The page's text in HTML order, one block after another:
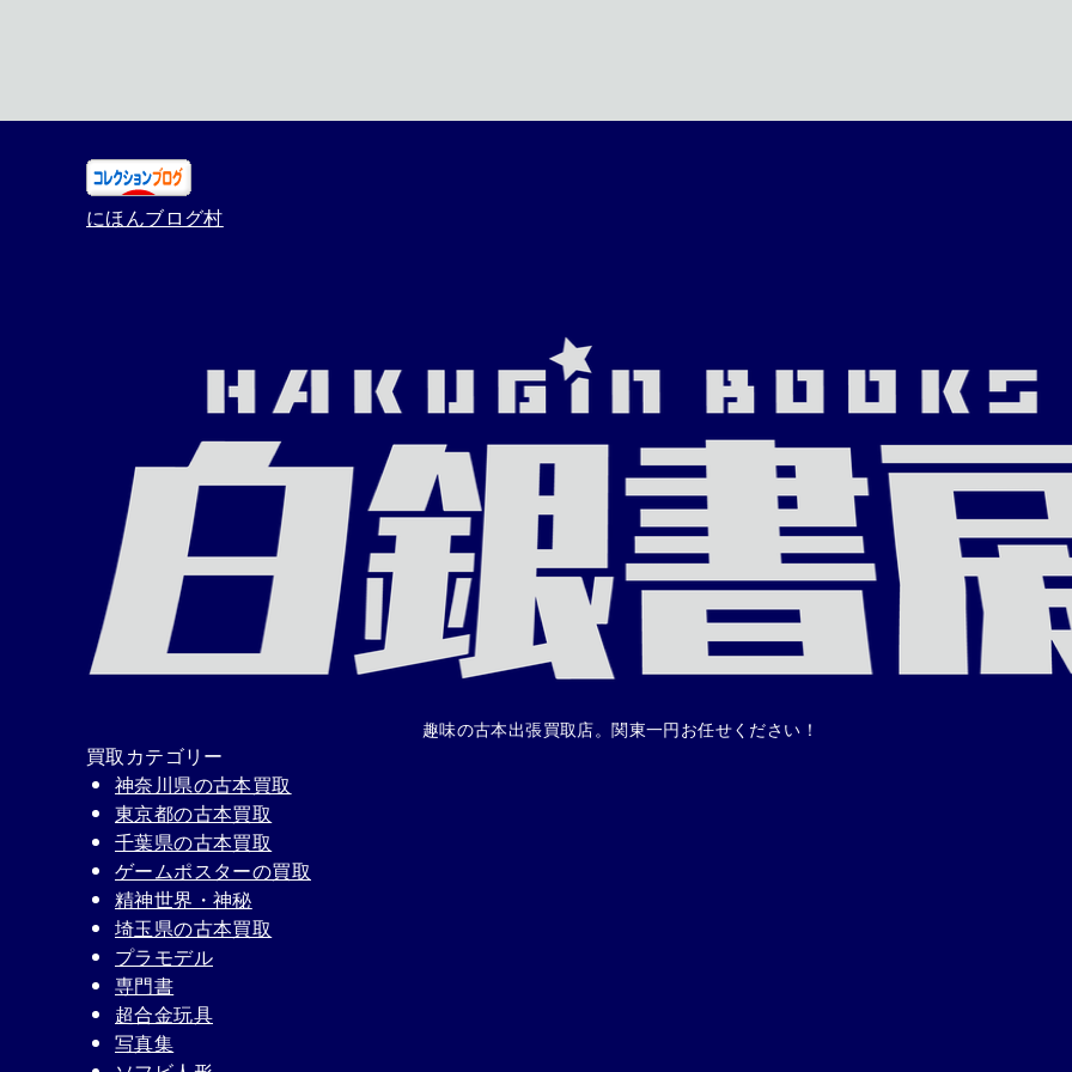
にほんブログ村
趣味の古本出張買取店。関東一円お任せください！
買取カテゴリー
神奈川県の古本買取
東京都の古本買取
千葉県の古本買取
ゲームポスターの買取
精神世界・神秘
埼玉県の古本買取
プラモデル
専門書
超合金玩具
写真集